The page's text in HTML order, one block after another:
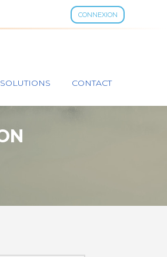
CONNEXION
CONTACT